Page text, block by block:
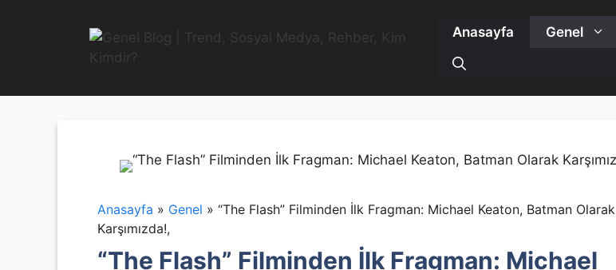
Anasayfa Genel
Anasayfa » Genel » “The Flash” Filminden İlk Fragman: Michael Keaton, Batman Olarak
Karşımızda!,
“The Flash” Filminden İlk Fragman: Michael